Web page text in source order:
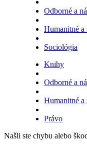
Odborné a
Humanitné a
Sociológia
Knihy
Odborné a
Humanitné a
Právo
Našli ste chybu alebo